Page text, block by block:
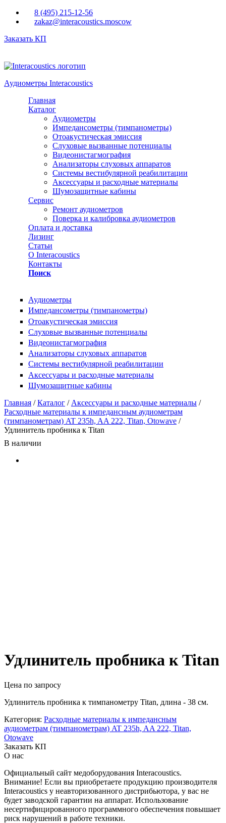
Перейти к основному содержанию
8 (495) 215-12-56
zakaz@interacoustics.moscow
Заказать КП
Аудиометры Interacoustics
Главная
Каталог
Аудиометры
Импедансометры (тимпанометры)
Отоакустическая эмиссия
Cлуховые вызванные потенциалы
Видеонистагмография
Анализаторы слуховых аппаратов
Системы вестибулярной реабилитации
Аксессуары и расходные материалы
Шумозащитные кабины
Сервис
Ремонт аудиометров
Поверка и калибровка аудиометров
Оплата и доставка
Лизинг
Статьи
О Interacoustics
Контакты
Поиск
Аудиометры
Импедансометры (тимпанометры)
Отоакустическая эмиссия
Cлуховые вызванные потенциалы
Видеонистагмография
Анализаторы слуховых аппаратов
Системы вестибулярной реабилитации
Аксессуары и расходные материалы
Шумозащитные кабины
Вы здесь
Главная /Каталог / Аксессуары и расходные материалы /
Расходные материалы к импедансным аудиометрам
(тимпанометрам) AT 235h, AA 222, Titan, Otowave /
Удлинитель пробника к Titan
В наличии
Удлинитель пробника к Titan
Цена по запросу
Удлинитель пробника к тимпанометру Titan, длина - 38 см.
Категория: Расходные материалы к импедансным
аудиометрам (тимпанометрам) AT 235h, AA 222, Titan,
Otowave
Заказать КП
О нас
Официальный сайт медоборудования Interacoustics.
Внимание! Если вы приобретаете продукцию производителя
Interacoustics у неавторизованного дистрибьютора, у вас не
будет заводской гарантии на аппарат. Использование
несертифицированного программного обеспечения повышает
риск нарушений в работе техники.